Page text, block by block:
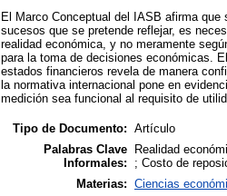
El Marco Conceptual del IASB afirma
sucesos que se pretende reflejar, es
realidad económica, y no meramente
para la toma de decisiones económicas.
estados financieros revela de manera
la normativa internacional pone en
medición sea funcional al requisito de
Tipo de Documento: Artículo
Palabras Clave
Informales:
Realidad
; Costo de
Materias: Ciencias